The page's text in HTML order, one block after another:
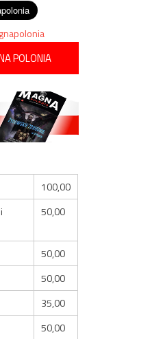
POLONIA
100,00
50,00
50,00
50,00
35,00
50,00